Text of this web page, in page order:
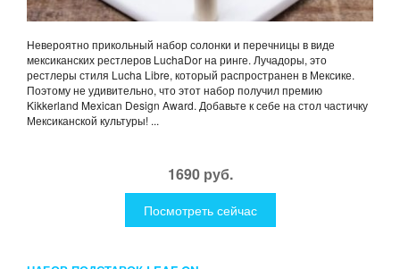
Невероятно прикольный набор солонки и перечницы в виде
мексиканских рестлеров LuchaDor на ринге. Лучадоры, это
рестлеры стиля Lucha Libre, который распространен в Мексике.
Поэтому не удивительно, что этот набор получил премию
Kikkerland Mexican Design Award. Добавьте к себе на стол частичку
Мексиканской культуры! ...
1690 руб.
Посмотреть сейчас